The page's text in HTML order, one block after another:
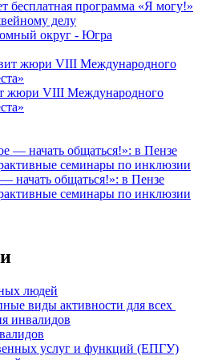
бесплатная программа «Я могу!»
делу
округ - Югра
жюри VIII Международного
начать общаться!»: в Пензе
семинары по инклюзии
людей
виды активности для всех
инвалидов
услуг и функций (ЕПГУ)